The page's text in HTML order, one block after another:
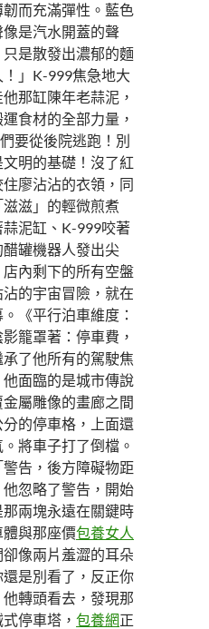
而充滿彈性。藍色
是汽水開蓋的聲
是散發出濃郁的麵
」K-999焦急地大
那缸陳年老蒜泥，
食材的全部力量，
要從後院逃跑！別
明的基礎！沒了紅
廖沾沾的衣領，同
滋」的輕微煎煮
泥缸、K-999咬著
罐機器人發出尖
內剩下的所有空盤
的宇宙冒險，就在
《平行泊車維度：
籠罩著：停車費，
了他所有的駕駛焦
面臨的是城市傳說
屬雕像的畫廊之間
的停車格，上面還
將車子打了倒檔。
告，後方障礙物距
忽略了警告，開始
兩塊永遠在關鍵時
與那座價包養女人
像兩片羞澀的耳朵
是別看了，反正你
轉頭看去，發現那
停車塔， 包養網正